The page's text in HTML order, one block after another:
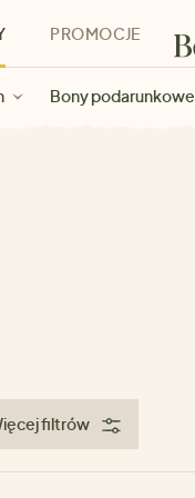
Bony podarunkowe
PROMOCJE
filtrów